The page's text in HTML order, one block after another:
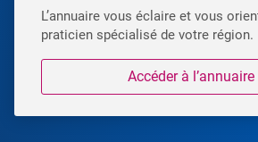
L’annuaire vous éclaire et vous
praticien spécialisé de votre région.
Accéder à l’annuaire